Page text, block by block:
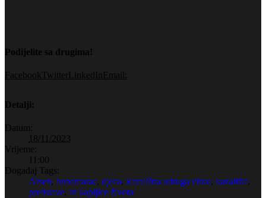
Podijelite sa drugima!
Facebook TwitterLinkedInEmail:
Detalji:
Datum:
18/11/2023
Vrijeme:
11:00
Događaj Tags:
Arsen, bubamarac, djeca, kazališna udruga virko, kazalište,
predstave, tri kapljice života